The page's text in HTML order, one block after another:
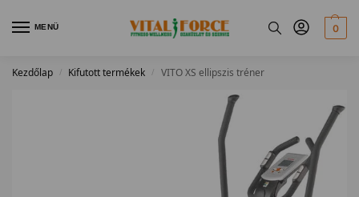
MENÜ 0
Kezdőlap / Kifutott termékek / VITO XS ellipszis tréner